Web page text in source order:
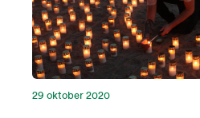
29 oktober 2020